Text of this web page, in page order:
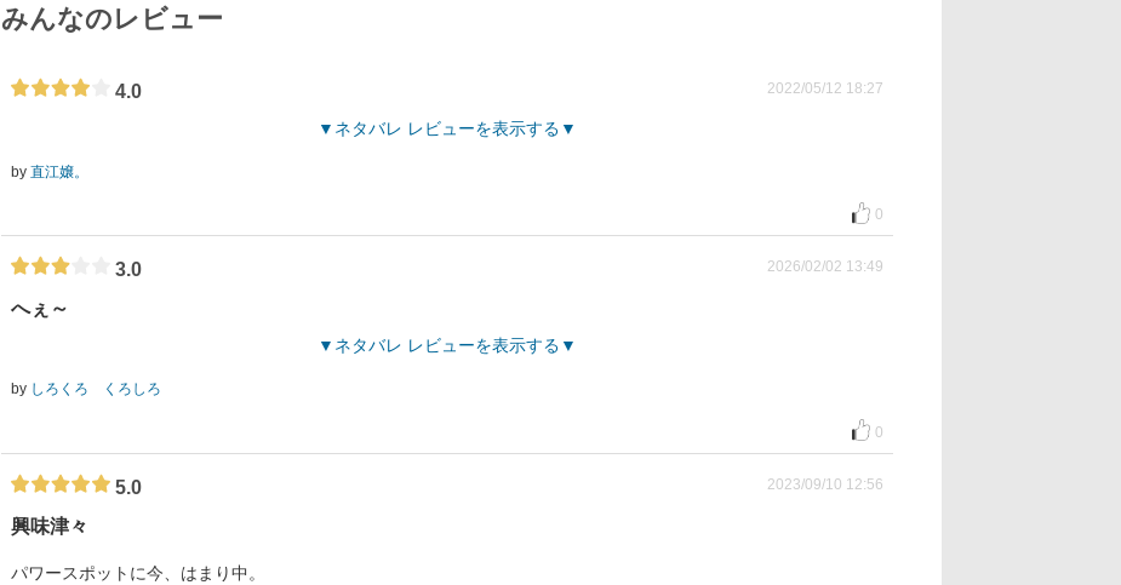
みんなのレビュー
4.0 2022/05/12 18:27
ネタバレ レビューを表示する
by 直江嬢。
0
3.0 2026/02/02 13:49
へぇ～
ネタバレ レビューを表示する
by しろくろ くろしろ
0
5.0 2023/09/10 12:56
興味津々
パワースポットに今、はまり中。